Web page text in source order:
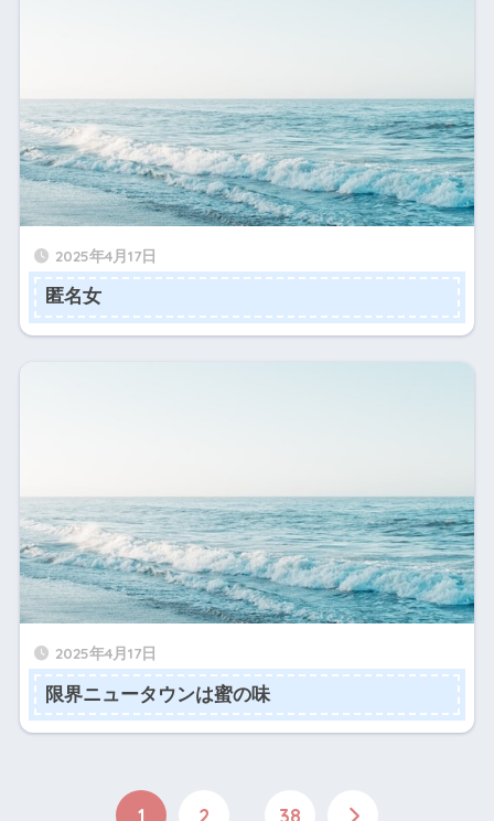
2025年4月17日
匿名女
2025年4月17日
限界ニュータウンは蜜の味
1 2 38